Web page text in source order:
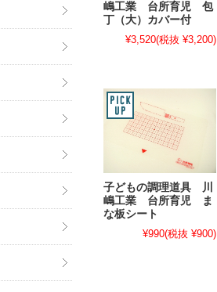
嶋工業 台所育児 包
丁（大）カバー付
¥3,520(税抜 ¥3,200)
子どもの調理道具 川
嶋工業 台所育児 ま
な板シート
¥990(税抜 ¥900)